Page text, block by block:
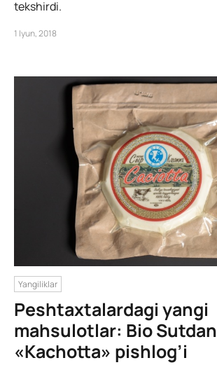
tekshirdi.
1 Iyun, 2018
Yangiliklar
Peshtaxtalardagi yangi
mahsulotlar: Bio Sutdan
«Kachotta» pishlog’i